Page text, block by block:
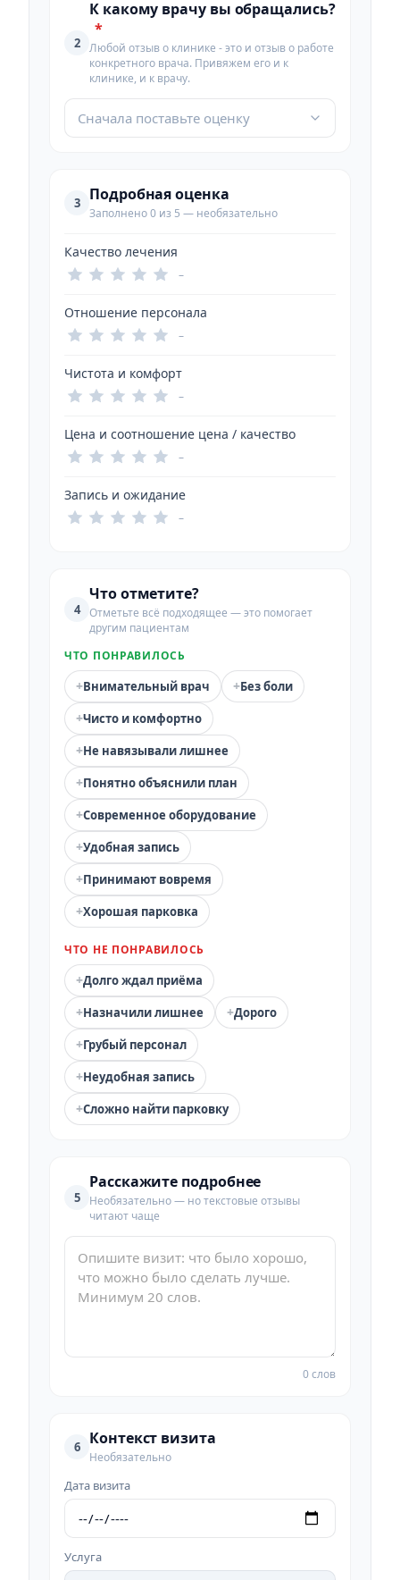
2
К какому врачу вы обращались?
*
Любой отзыв о клинике - это и отзыв о работе
конкретного врача. Привяжем его и к
клинике, и к врачу.
Сначала поставьте оценку
3 Подробная оценка
Заполнено 0 из 5 — необязательно
Качество лечения
–
Отношение персонала
–
Чистота и комфорт
–
Цена и соотношение цена / качество
–
Запись и ожидание
–
4
Что отметите?
Отметьте всё подходящее — это помогает
другим пациентам
ЧТО ПОНРАВИЛОСЬ
+Внимательный врач +Без боли
+Чисто и комфортно
+Не навязывали лишнее
+Понятно объяснили план
+Современное оборудование
+Удобная запись
+Принимают вовремя
+Хорошая парковка
ЧТО НЕ ПОНРАВИЛОСЬ
+Долго ждал приёма
+Назначили лишнее +Дорого
+Грубый персонал
+Неудобная запись
+Сложно найти парковку
5
Расскажите подробнее
Необязательно — но текстовые отзывы
читают чаще
0 слов
6 Контекст визита
Необязательно
Дата визита
Услуга